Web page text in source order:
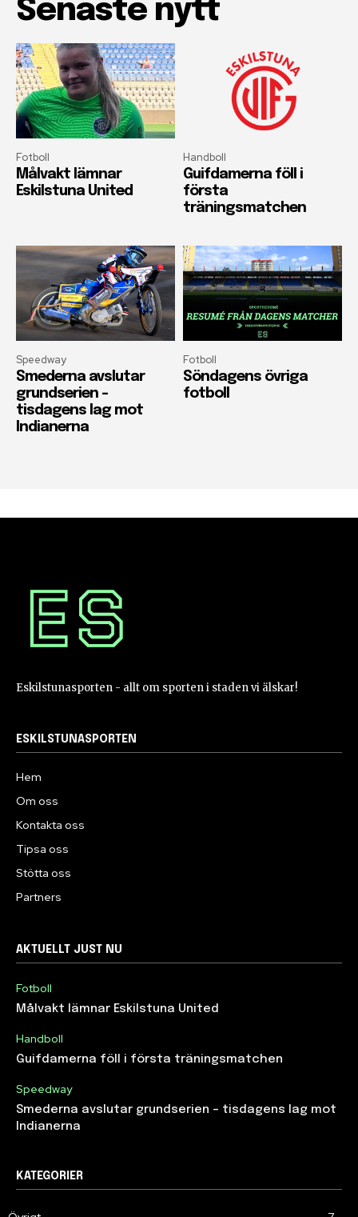
Senaste nytt
Fotboll
Målvakt lämnar
Eskilstuna United
Handboll
Guifdamerna föll i
första
träningsmatchen
Speedway
Smederna avslutar
grundserien –
tisdagens lag mot
Indianerna
Fotboll
Söndagens övriga
fotboll
Eskilstunasporten - allt om sporten i staden vi älskar!
ESKILSTUNASPORTEN
Hem
Om oss
Kontakta oss
Tipsa oss
Stötta oss
Partners
AKTUELLT JUST NU
Fotboll
Målvakt lämnar Eskilstuna United
Handboll
Guifdamerna föll i första träningsmatchen
Speedway
Smederna avslutar grundserien – tisdagens lag mot
Indianerna
KATEGORIER